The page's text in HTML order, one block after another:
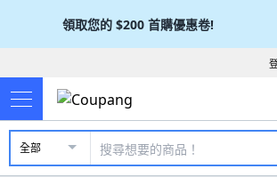
領取您的 $200 首購優惠卷!
全部